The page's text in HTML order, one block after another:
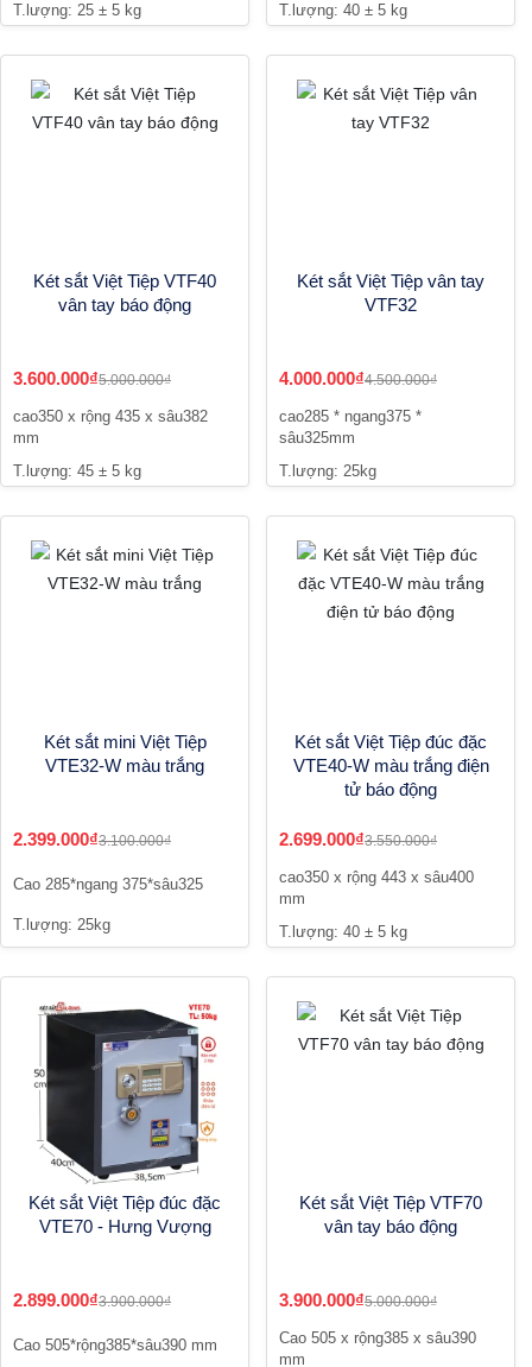
T.lượng: 25 ± 5 kg
T.lượng: 40 ± 5 kg
Két sắt Việt Tiệp VTF40
vân tay báo động
3.600.000₫5.000.000₫
cao350 x rộng 435 x sâu382
mm
T.lượng: 45 ± 5 kg
Két sắt Việt Tiệp vân tay
VTF32
4.000.000₫4.500.000₫
cao285 * ngang375 *
sâu325mm
T.lượng: 25kg
Két sắt mini Việt Tiệp
VTE32-W màu trắng
2.399.000₫3.100.000₫
Cao 285*ngang 375*sâu325
T.lượng: 25kg
Két sắt Việt Tiệp đúc đặc
VTE40-W màu trắng điện
tử báo động
2.699.000₫3.550.000₫
cao350 x rộng 443 x sâu400
mm
T.lượng: 40 ± 5 kg
Két sắt Việt Tiệp đúc đặc
VTE70 - Hưng Vượng
2.899.000₫3.900.000₫
Cao 505*rộng385*sâu390 mm
Két sắt Việt Tiệp VTF70
vân tay báo động
3.900.000₫5.000.000₫
Cao 505 x rộng385 x sâu390
mm